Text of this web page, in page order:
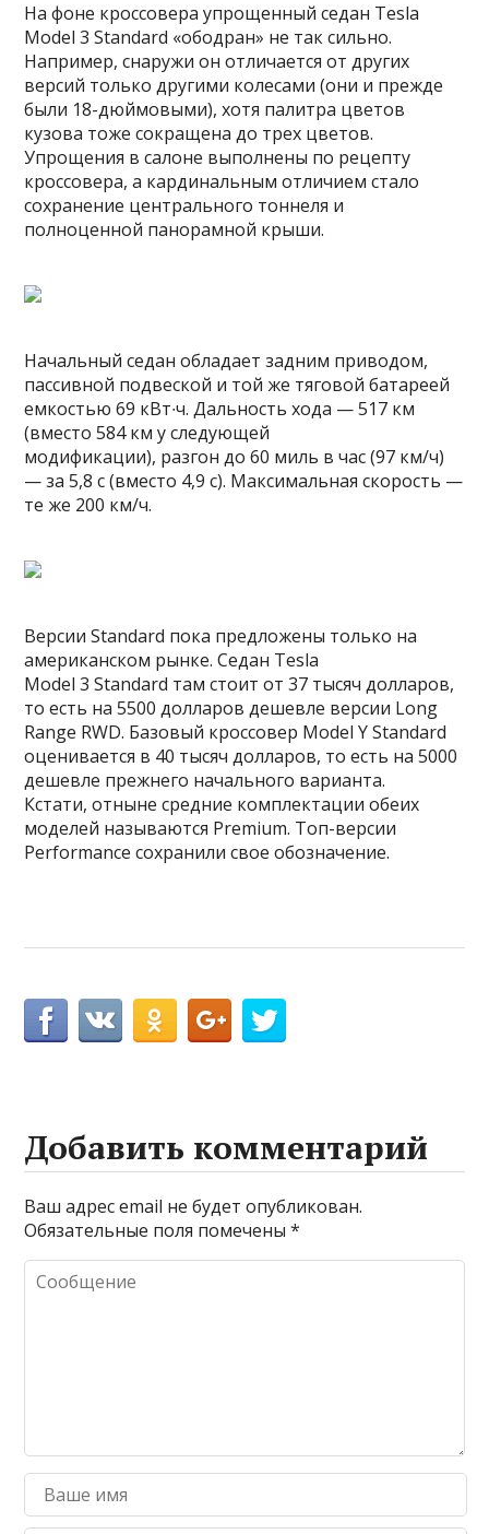
На фоне кроссовера упрощенный седан Tesla
Model 3 Standard «ободран» не так сильно.
Например, снаружи он отличается от других
версий только другими колесами (они и прежде
были 18-дюймовыми), хотя палитра цветов
кузова тоже сокращена до трех цветов.
Упрощения в салоне выполнены по рецепту
кроссовера, а кардинальным отличием стало
сохранение центрального тоннеля и
полноценной панорамной крыши.
Начальный седан обладает задним приводом,
пассивной подвеской и той же тяговой батареей
емкостью 69 кВт∙ч. Дальность хода — 517 км
(вместо 584 км у следующей
модификации), разгон до 60 миль в час (97 км/ч)
— за 5,8 с (вместо 4,9 с). Максимальная скорость —
те же 200 км/ч.
Версии Standard пока предложены только на
американском рынке. Седан Tesla
Model 3 Standard там стоит от 37 тысяч долларов,
то есть на 5500 долларов дешевле версии Long
Range RWD. Базовый кроссовер Model Y Standard
оценивается в 40 тысяч долларов, то есть на 5000
дешевле прежнего начального варианта.
Кстати, отныне средние комплектации обеих
моделей называются Premium. Топ-версии
Performance сохранили свое обозначение.
Добавить комментарий
Ваш адрес email не будет опубликован.
Обязательные поля помечены*